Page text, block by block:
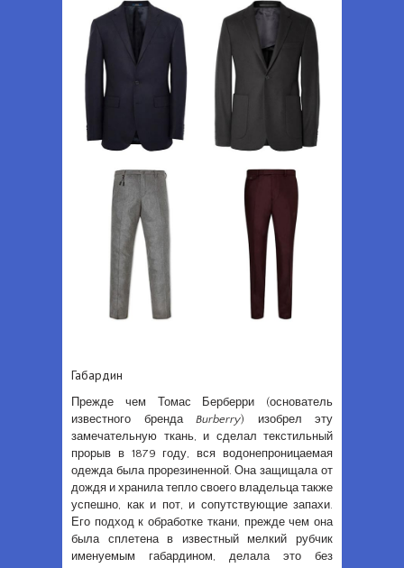
Габардин
Прежде чем Томас Берберри (основатель
известного бренда Burberry) изобрел эту
замечательную ткань, и сделал текстильный
прорыв в 1879 году, вся водонепроницаемая
одежда была прорезиненной. Она защищала от
дождя и хранила тепло своего владельца также
успешно, как и пот, и сопутствующие запахи.
Его подход к обработке ткани, прежде чем она
была сплетена в известный мелкий рубчик
именуемым габардином, делала это без